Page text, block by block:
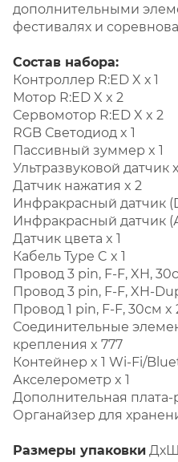
дополнительными
фестивалях и
Состав набора:
Контроллер R:ED X х 1
Мотор R:ED X x 2
Сервомотор R:ED X x 2
RGB Светодиод x 1
Пассивный зуммер x 1
Ультразвуковой датчик x
Датчик нажатия x 2
Инфракрасный датчик
Инфракрасный датчик
Датчик цвета x 1
Кабель Type C x 1
Провод 3 pin, F-F, XH,
Провод 3 pin, F-F, XH-
Провод 1 pin, F-F, 30см x
Соединительные
крепления x 777
Контейнер x 1 Wi-Fi/
Акселерометр x 1
Дополнительная
Органайзер для
Размеры упаковки